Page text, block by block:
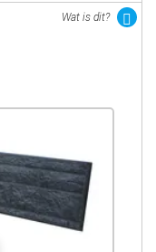
Wat is dit?